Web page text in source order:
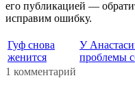
его публикацией —
исправим ошибку.
Гуф снова
женится
У
проблемы
1 комментарий